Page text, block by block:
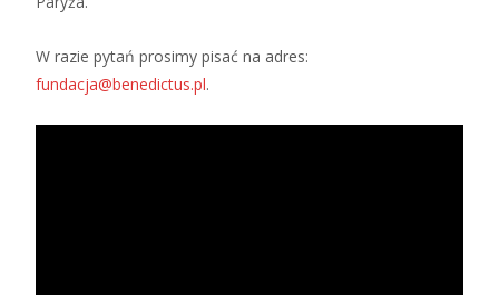
W razie pytań prosimy pisać na adres:
fundacja@benedictus.pl.